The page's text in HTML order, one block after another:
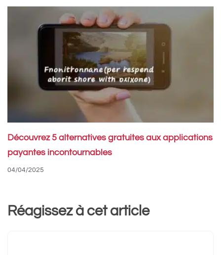
Découvrez 5 alternatives gratuites aux applications
payantes incontournables
04/04/2025
Réagissez à cet article